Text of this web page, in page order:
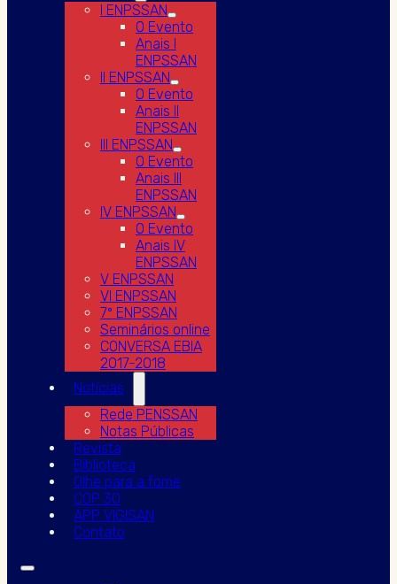
I ENPSSAN
O Evento
Anais I
ENPSSAN
II ENPSSAN
O Evento
Anais II
ENPSSAN
III ENPSSAN
O Evento
Anais III
ENPSSAN
IV ENPSSAN
O Evento
Anais IV
ENPSSAN
V ENPSSAN
VI ENPSSAN
7º ENPSSAN
Seminários online
CONVERSA EBIA
2017-2018
Notícias
Rede PENSSAN
Notas Públicas
Revista
Biblioteca
Olhe para a fome
COP 30
APP VIGISAN
Contato